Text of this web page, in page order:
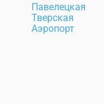
Павелецкая
Тверская
Аэропорт